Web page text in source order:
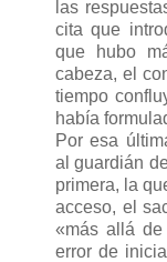
las
cita que
que hubo
cabeza, el
tiempo
había
Por esa
al guardián
primera, la
acceso, el
«más allá
error de